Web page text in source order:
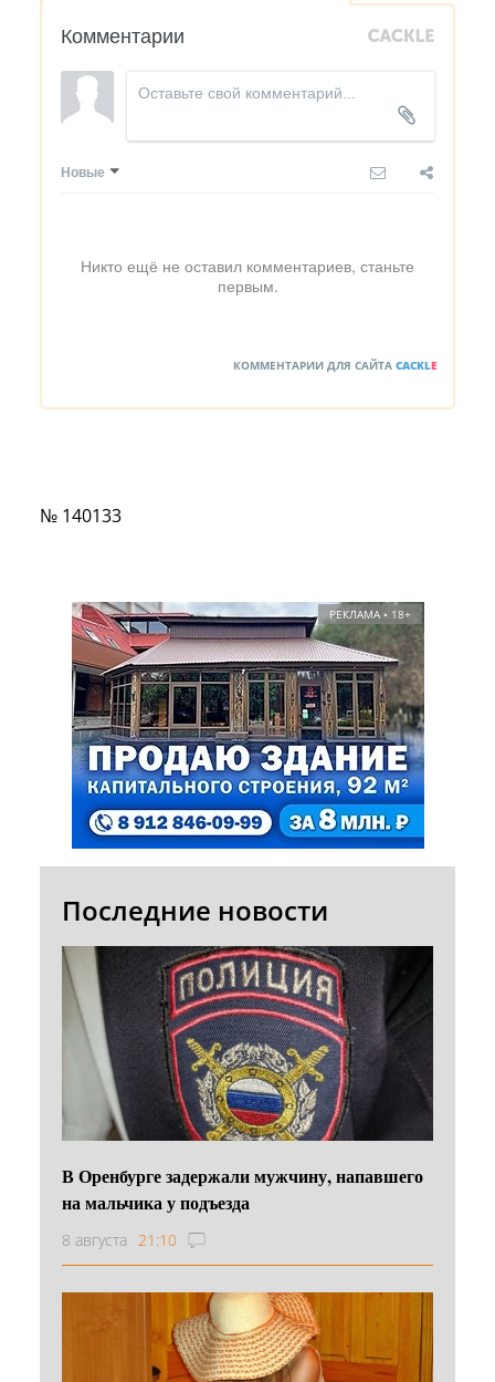
Комментарии
Новые
Никто ещё не оставил комментариев, станьте
первым.
КОММЕНТАРИИ ДЛЯ САЙТА CACKLE
№ 140133
РЕКЛАМА • 18+
Последние новости
В Оренбурге задержали мужчину, напавшего
на мальчика у подъезда
8 августа 21:10